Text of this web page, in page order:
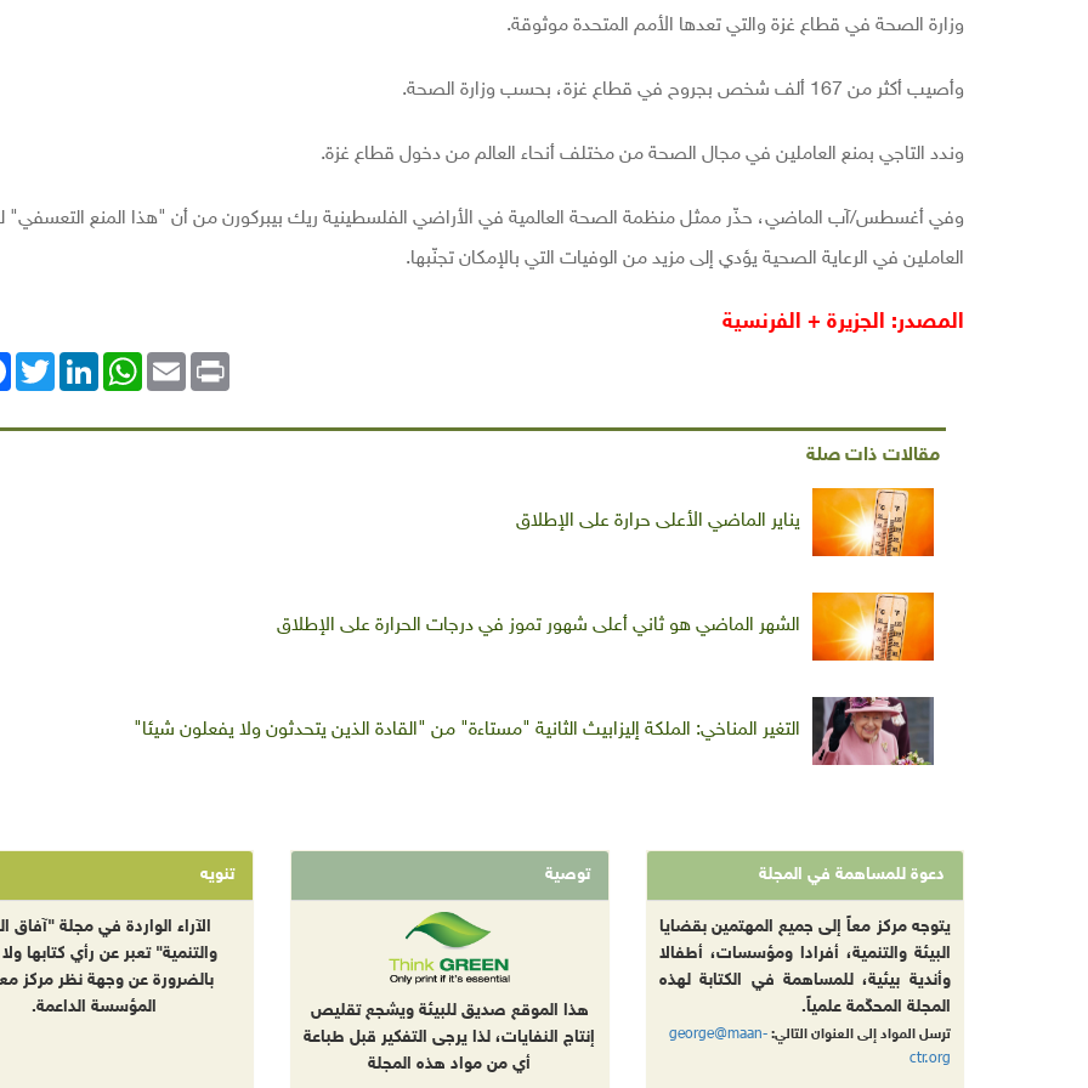
وزارة الصحة في قطاع غزة والتي تعدها الأمم المتحدة موثوقة.
وأصيب أكثر من 167 ألف شخص بجروح في قطاع غزة، بحسب وزارة الصحة.
وندد التاجي بمنع العاملين في مجال الصحة من مختلف أنحاء العالم من دخول قطاع غزة.
وفي أغسطس/آب الماضي، حذّر ممثل منظمة الصحة العالمية في الأراضي الفلسطينية ريك بيبركورن من أن "هذا المنع التعسفي"
العاملين في الرعاية الصحية يؤدي إلى مزيد من الوفيات التي بالإمكان تجنّبها.
المصدر: الجزيرة + الفرنسية
LinkedIn
WhatsAppEmail Print
مقالات ذات صلة
يناير الماضي الأعلى حرارة على الإطلاق
الشهر الماضي هو ثاني أعلى شهور تموز في درجات الحرارة على الإطلاق
التغير المناخي: الملكة إليزابيث الثانية "مستاءة" من "القادة الذين يتحدثون ولا يفعلون شيئا"
دعوة للمساهمة في المجلة
يتوجه مركز معاً إلى جميع المهتمين بقضايا
البيئة والتنمية، أفرادا ومؤسسات، أطفالا
وأندية بيئية، للمساهمة في الكتابة لهذه
المجلة المحكّمة علمياً.
ترسل المواد إلى العنوان التالي:george@maan-
ctr.org
توصية
هذا الموقع صديق للبيئة ويشجع تقليص
إنتاج النفايات، لذا يرجى التفكير قبل طباعة
أي من مواد هذه المجلة
تنويه
الآراء الواردة في مجلة "آفاق
والتنمية" تعبر عن رأي كتابها ولا
بالضرورة عن وجهة نظر مركز
المؤسسة الداعمة.